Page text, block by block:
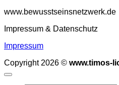
www.bewusstseinsnetzwerk.de
Impressum & Datenschutz
Impressum
Copyright 2026 © www.timos-